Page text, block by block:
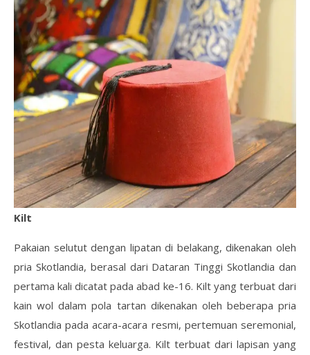
Kilt
Pakaian selutut dengan lipatan di belakang, dikenakan oleh
pria Skotlandia, berasal dari Dataran Tinggi Skotlandia dan
pertama kali dicatat pada abad ke-16. Kilt yang terbuat dari
kain wol dalam pola tartan dikenakan oleh beberapa pria
Skotlandia pada acara-acara resmi, pertemuan seremonial,
festival, dan pesta keluarga. Kilt terbuat dari lapisan yang